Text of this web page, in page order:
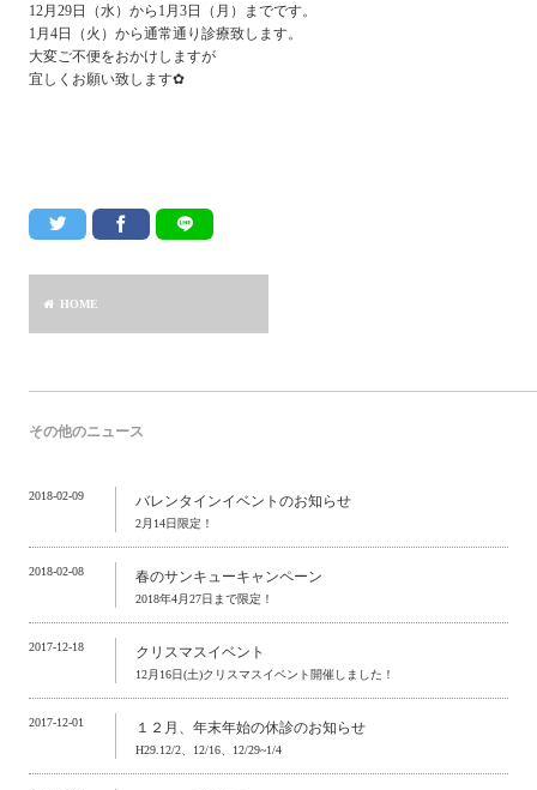
12月29日（水）から1月3日（月）までです。
1月4日（火）から通常通り診療致します。
大変ご不便をおかけしますが
宜しくお願い致します✿
HOME
その他のニュース
2018-02-09 バレンタインイベントのお知らせ
2月14日限定！
2018-02-08 春のサンキューキャンペーン
2018年4月27日まで限定！
2017-12-18 クリスマスイベント
12月16日(土)クリスマスイベント開催しました！
2017-12-01 １２月、年末年始の休診のお知らせ
H29.12/2、12/16、12/29~1/4